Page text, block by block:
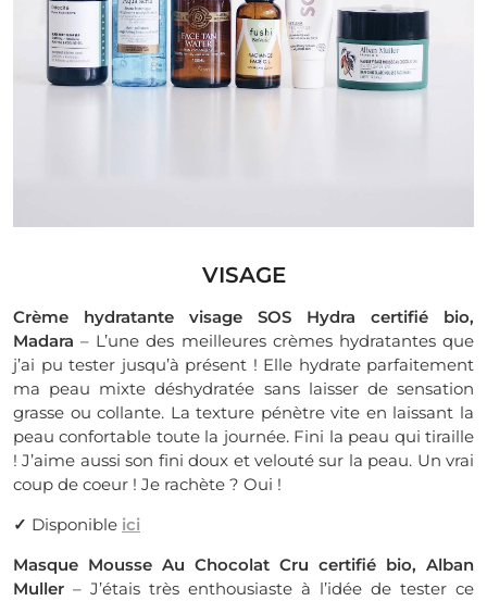
VISAGE
Crème hydratante visage SOS Hydra certifié bio,
Madara – L’une des meilleures crèmes hydratantes que
j’ai pu tester jusqu’à présent ! Elle hydrate parfaitement
ma peau mixte déshydratée sans laisser de sensation
grasse ou collante. La texture pénètre vite en laissant la
peau confortable toute la journée. Fini la peau qui tiraille
! J’aime aussi son fini doux et velouté sur la peau. Un vrai
coup de coeur ! Je rachète ? Oui !
✓ Disponible ici
Masque Mousse Au Chocolat Cru certifié bio, Alban
Muller – J’étais très enthousiaste à l’idée de tester ce